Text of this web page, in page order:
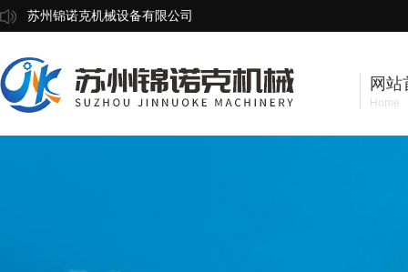
苏州锦诺克机械设备有限公司
网站
Home